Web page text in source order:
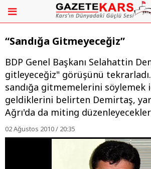
“Sandığa Gitmeyeceğiz”
BDP Genel Başkanı Selahattin
gitleyeceğiz" görüşünü
sandığa gitmemelerini söylemek
geldiklerini belirten Demirtaş,
Ağrı'da da miting
02 Ağustos 2010 / 20:35